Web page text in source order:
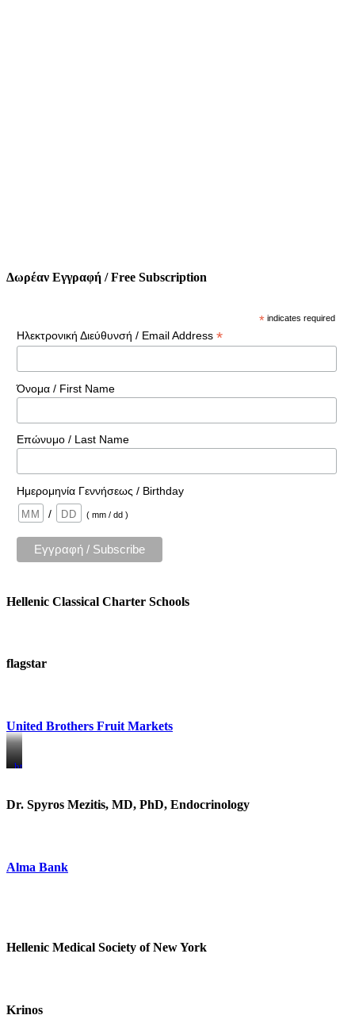
Δωρέαν Εγγραφή / Free Subscription
* indicates required
Ηλεκτρονική Διεύθυνσή / Email Address *
Όνομα / First Name
Επώνυμο / Last Name
Ημερομηνία Γεννήσεως / Birthday
/
( mm / dd )
Hellenic Classical Charter Schools
flagstar
United Brothers Fruit Markets
https://www.unitedbrothersfruitmarkets.com/
https://www.unitedbrothersfruitmarkets.com/
Dr. Spyros Mezitis, MD, PhD, Endocrinology
Alma Bank
Hellenic Medical Society of New York
Krinos